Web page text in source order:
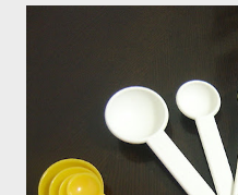
曝曬容易讓生物鹼含量增加，
含量超標的跡象。 此外在壓力
能引起生物鹼含量倍增，甚至
毫克生物鹼)的三倍。 (書中提
很了解壓力環境的定義，歡